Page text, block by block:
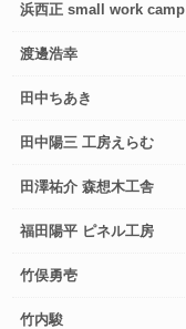
浜西正 small work camp
渡邊浩幸
田中ちあき
田中陽三 工房えらむ
田澤祐介 森想木工舎
福田陽平 ピネル工房
竹俣勇壱
竹内駿